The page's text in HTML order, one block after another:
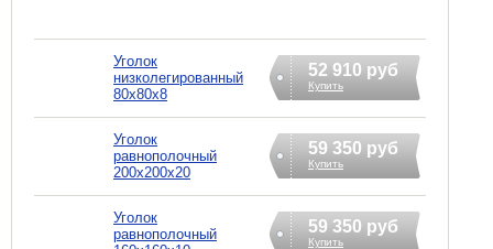
Уголок
низколегированный
80х80х8
52 910 руб
Купить
Уголок
равнополочный
200х200х20
59 350 руб
Купить
Уголок
равнополочный
59 350 руб
Купить